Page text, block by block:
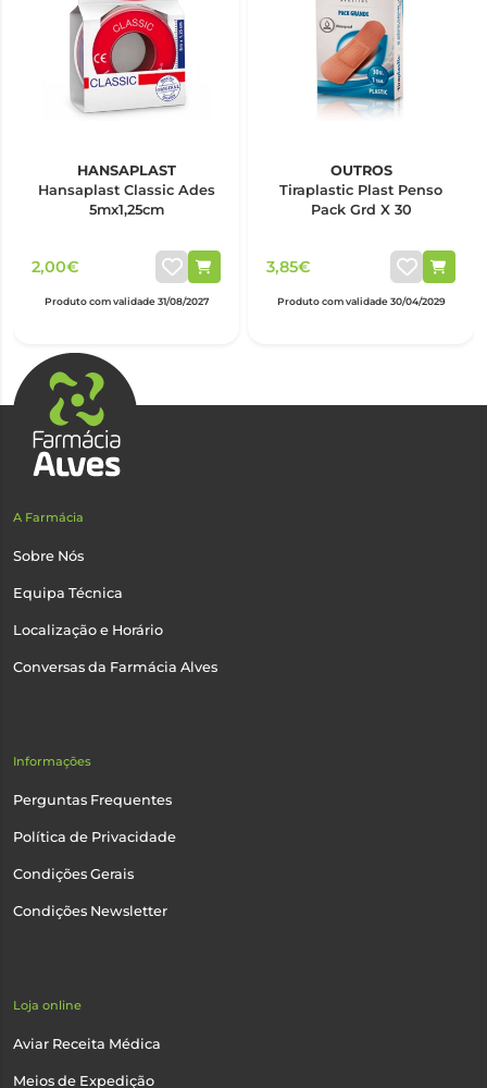
HANSAPLAST
Hansaplast Classic Ades
5mx1,25cm
2,00€
Produto com validade 31/08/2027
OUTROS
Tiraplastic Plast Penso
Pack Grd X 30
3,85€
Produto com validade 30/04/2029
A Farmácia
Sobre Nós
Equipa Técnica
Localização e Horário
Conversas da Farmácia Alves
Informações
Perguntas Frequentes
Política de Privacidade
Condições Gerais
Condições Newsletter
Loja online
Aviar Receita Médica
Meios de Expedição